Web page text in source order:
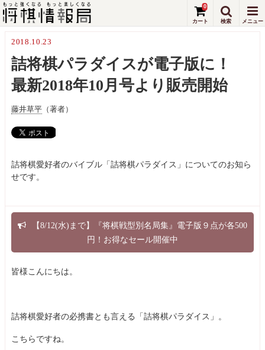
0
2018.10.23
詰将棋パラダイスが電子版に！
最新2018年10月号より販売開始
藤井草平 （著者）
詰将棋愛好者のバイブル「詰将棋パラダイス」についてのお知ら
せです。
【8/12(水)まで】『将棋戦型別名局集』電子版９点が各500
円！お得なセール開催中
皆様こんにちは。
詰将棋愛好者の必携書とも言える「詰将棋パラダイス」。
こちらですね。